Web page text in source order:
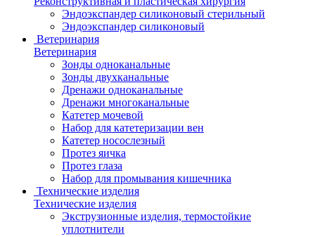
Эндоэкспандер силиконовый стерильный
Эндоэкспандер силиконовый
Ветеринария
Ветеринария
Зонды одноканальные
Зонды двухканальные
Дренажи одноканальные
Дренажи многоканальные
Катетер мочевой
Набор для катетеризации вен
Катетер носослезный
Протез яичка
Протез глаза
Набор для промывания кишечника
Технические изделия
Технические изделия
Экструзионные изделия, термостойкие
уплотнители